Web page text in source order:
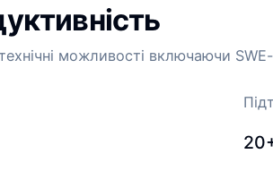
можливості включаючи